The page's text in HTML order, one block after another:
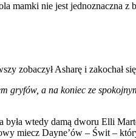
mamki nie jest jednoznaczna z
zobaczył Asharę i zakochał
gryfów, a na koniec ze
była wtedy damą dworu Elli
miecz Dayne’ów – Świt –